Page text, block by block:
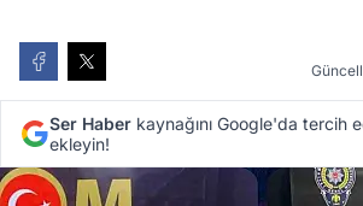
Ser Haber kaynağını Google'da tercih
ekleyin!